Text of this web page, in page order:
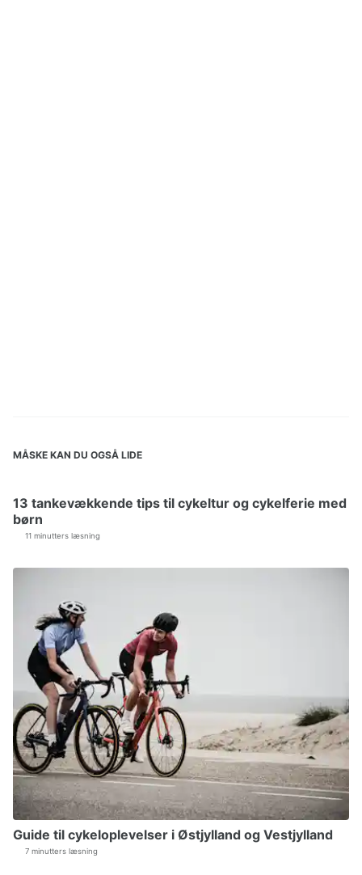
MÅSKE KAN DU OGSÅ LIDE
13 tankevækkende tips til cykeltur og cykelferie med
børn
11 minutters læsning
Guide til cykeloplevelser i Østjylland og Vestjylland
7 minutters læsning